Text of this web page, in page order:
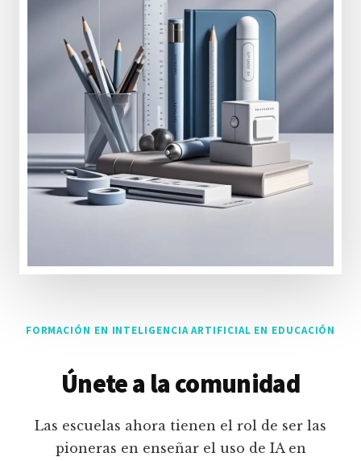
FORMACIÓN EN INTELIGENCIA ARTIFICIAL EN EDUCACIÓN
Únete a la comunidad
Las escuelas ahora tienen el rol de ser las
pioneras en enseñar el uso de IA en